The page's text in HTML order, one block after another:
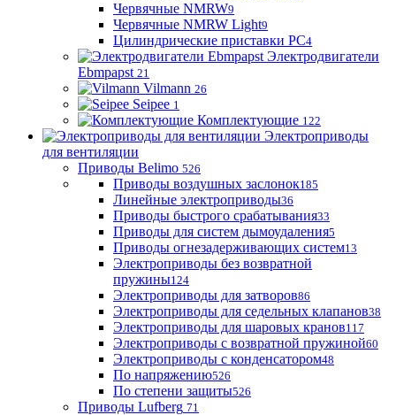
Червячные NMRW9
Червячные NMRW Light9
Цилиндрические приставки PC4
Электродвигатели
Ebmpapst 21
Vilmann 26
Seipee 1
Комплектующие 122
Электроприводы
для вентиляции
Приводы Belimo 526
Приводы воздушных заслонок185
Линейные электроприводы36
Приводы быстрого срабатывания33
Приводы для систем дымоудаления5
Приводы огнезадерживающих систем13
Электроприводы без возвратной
пружины124
Электроприводы для затворов86
Электроприводы для седельных клапанов38
Электроприводы для шаровых кранов117
Электроприводы с возвратной пружиной60
Электроприводы с конденсатором48
По напряжению526
По степени защиты526
Приводы Lufberg 71